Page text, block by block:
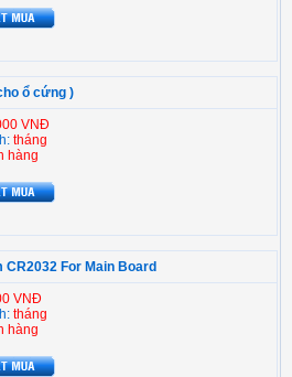
ổ cứng )
VNĐ
tháng
hàng
For Main Board
VNĐ
tháng
hàng